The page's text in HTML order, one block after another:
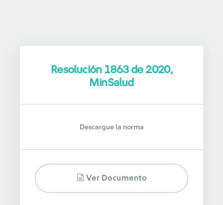
Resolución 1863 de 2020,
MinSalud
Descargue la norma
Ver Documento